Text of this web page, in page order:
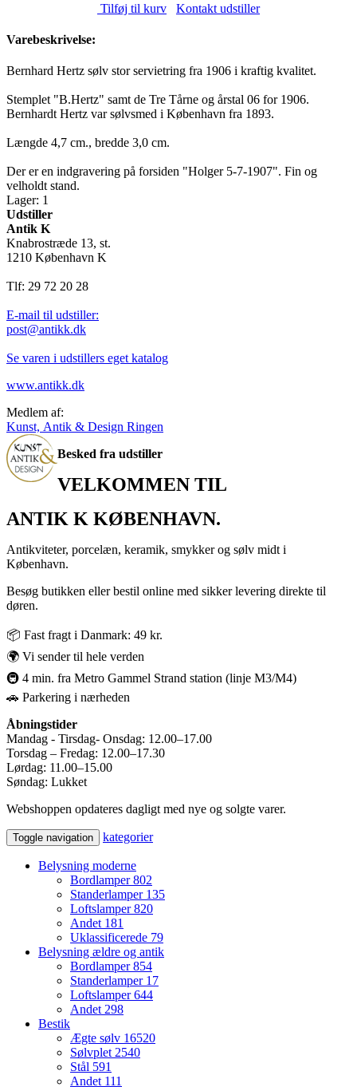
Tilføj til kurv Kontakt udstiller
Varebeskrivelse:
Bernhard Hertz sølv stor servietring fra 1906 i kraftig kvalitet.
Stemplet "B.Hertz" samt de Tre Tårne og årstal 06 for 1906.
Bernhardt Hertz var sølvsmed i København fra 1893.
Længde 4,7 cm., bredde 3,0 cm.
Der er en indgravering på forsiden "Holger 5-7-1907". Fin og
velholdt stand.
Lager: 1
Udstiller
Antik K
Knabrostræde 13, st.
1210 København K
Tlf: 29 72 20 28
E-mail til udstiller:
post@antikk.dk
Se varen i udstillers eget katalog
www.antikk.dk
Medlem af:
Kunst, Antik & Design Ringen
Besked fra udstiller
VELKOMMEN TIL
ANTIK K KØBENHAVN.
Antikviteter, porcelæn, keramik, smykker og sølv midt i
København.
Besøg butikken eller bestil online med sikker levering direkte til
døren.
📦 Fast fragt i Danmark: 49 kr.
🌍 Vi sender til hele verden
🚇 4 min. fra Metro Gammel Strand station (linje M3/M4)
🚗 Parkering i nærheden
Åbningstider
Mandag - Tirsdag- Onsdag: 12.00–17.00
Torsdag – Fredag: 12.00–17.30
Lørdag: 11.00–15.00
Søndag: Lukket
Webshoppen opdateres dagligt med nye og solgte varer.
Toggle navigation kategorier
Belysning moderne
Bordlamper802
Standerlamper 135
Loftslamper820
Andet 181
Uklassificerede 79
Belysning ældre og antik
Bordlamper854
Standerlamper 17
Loftslamper644
Andet298
Bestik
Ægte sølv 16520
Sølvplet2540
Stål 591
Andet 111